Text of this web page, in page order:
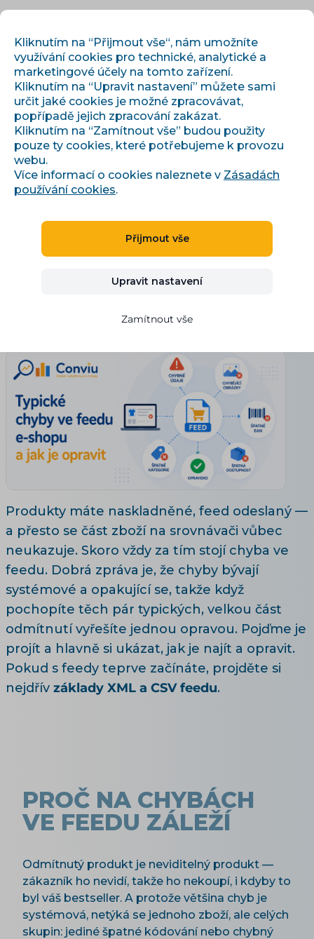
Úvod› Články a informace›
Typické chyby ve feedu e-shopu a jak je opravit
Typické chyby ve feedu e-
shopu a jak je opravit
8 minut čtení
Produkty máte naskladněné, feed odeslaný —
a přesto se část zboží na srovnávači vůbec
neukazuje. Skoro vždy za tím stojí chyba ve
feedu. Dobrá zpráva je, že chyby bývají
systémové a opakující se, takže když
pochopíte těch pár typických, velkou část
odmítnutí vyřešíte jednou opravou. Pojďme je
projít a hlavně si ukázat, jak je najít a opravit.
Pokud s feedy teprve začínáte, projděte si
nejdřív základy XML a CSV feedu.
PROČ NA CHYBÁCH
VE FEEDU ZÁLEŽÍ
Odmítnutý produkt je neviditelný produkt —
zákazník ho nevidí, takže ho nekoupí, i kdyby to
byl váš bestseller. A protože většina chyb je
systémová, netýká se jednoho zboží, ale celých
skupin: jediné špatné kódování nebo chybný
Kliknutím na “Přijmout vše“, nám umožníte
využívání cookies pro technické, analytické a
marketingové účely na tomto zařízení.
Kliknutím na “Upravit nastavení” můžete sami
určit jaké cookies je možné zpracovávat,
popřípadě jejich zpracování zakázat.
Kliknutím na “Zamítnout vše” budou použity
pouze ty cookies, které potřebujeme k provozu
webu.
Více informací o cookies naleznete v Zásadách
používání cookies.
Přijmout vše
Upravit nastavení
Zamítnout vše